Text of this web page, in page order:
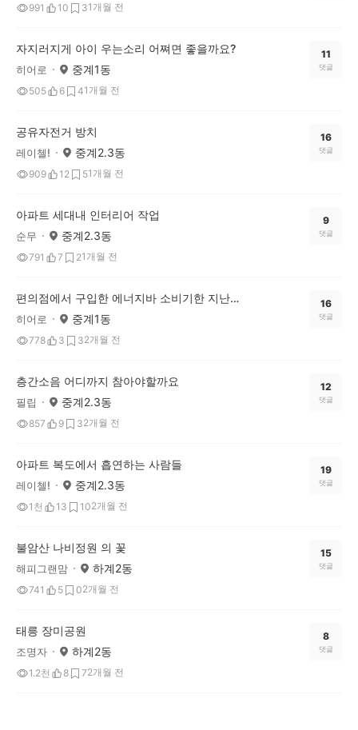
991 10 31개월 전
자지러지게 아이 우는소리 어쪄면 좋을까요?
히어로 중계1동
505 6 41개월 전
11
댓글
공유자전거 방치
레이첼! 중계2.3동
909 12 51개월 전
16
댓글
아파트 세대내 인터리어 작업
순무 중계2.3동
791 7 21개월 전
9
댓글
편의점에서 구입한 에너지바 소비기한 지난 제품
히어로 중계1동
778 3 32개월 전
16
댓글
층간소음 어디까지 참아야할까요
필립 중계2.3동
857 9 32개월 전
12
댓글
아파트 복도에서 흡연하는 사람들
레이첼! 중계2.3동
1천 13 102개월 전
19
댓글
불암산 나비정원 의 꽃
해피그랜맘 하계2동
741 5 02개월 전
15
댓글
태릉 장미공원
조명자 하계2동
1.2천 8 72개월 전
8
댓글